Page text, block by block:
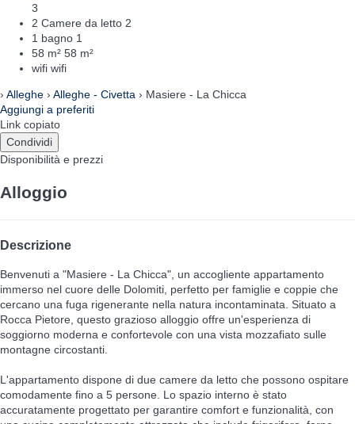
3
2 Camere da letto 2
1 bagno 1
58 m² 58 m²
wifi wifi
› Alleghe › Alleghe - Civetta › Masiere - La Chicca
Aggiungi a preferiti
Link copiato
Condividi
Disponibilità e prezzi
Alloggio
Descrizione
Benvenuti a "Masiere - La Chicca", un accogliente appartamento
immerso nel cuore delle Dolomiti, perfetto per famiglie e coppie che
cercano una fuga rigenerante nella natura incontaminata. Situato a
Rocca Pietore, questo grazioso alloggio offre un'esperienza di
soggiorno moderna e confortevole con una vista mozzafiato sulle
montagne circostanti.
L'appartamento dispone di due camere da letto che possono ospitare
comodamente fino a 5 persone. Lo spazio interno è stato
accuratamente progettato per garantire comfort e funzionalità, con